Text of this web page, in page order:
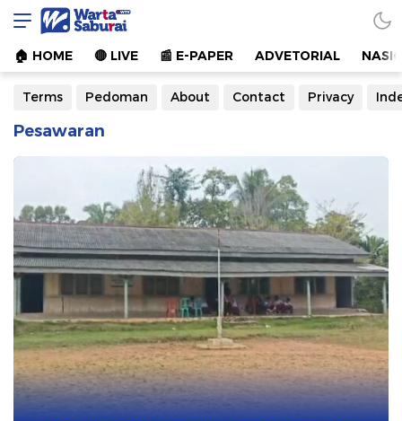
Warta Saburai
Sumber Informasi Terkini
🏠︎ HOME 🔴 LIVE 📰 E-PAPER ADVETORIAL
Terms Pedoman About Contact Privacy
Pesawaran